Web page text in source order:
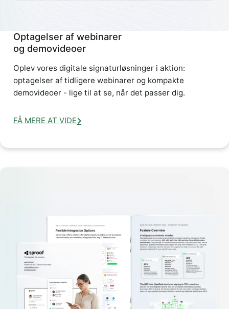
Optagelser af webinarer
og demovideoer
Oplev vores digitale signaturløsninger i aktion:
optagelser af tidligere webinarer og kompakte
demovideoer - lige til at se, når det passer dig.
FÅ MERE AT VIDE